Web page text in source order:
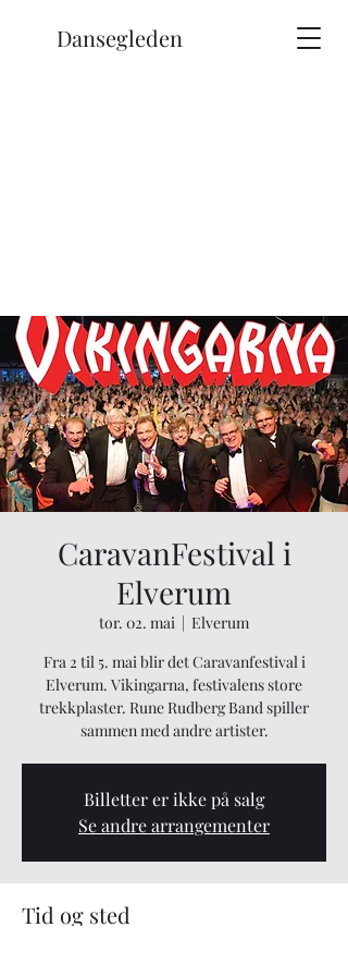
Dansegleden
CaravanFestival i
Elverum
tor. 02. mai
  |
Elverum
Fra 2 til 5. mai blir det Caravanfestival i
Elverum. Vikingarna, festivalens store
trekkplaster. Rune Rudberg Band spiller
sammen med andre artister.
Billetter er ikke på salg
Se andre arrangementer
Tid og sted